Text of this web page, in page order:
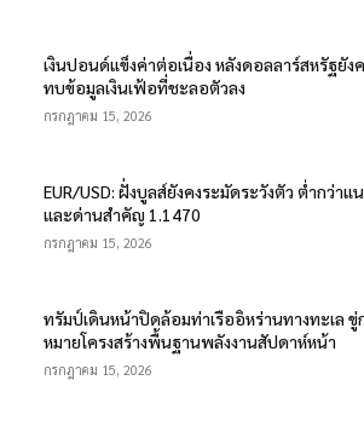
เงินปอนด์แข็งค่าต่อเนื่อง หลังดอลลาร์สหรัฐยั
ทบข้อมูลเงินเฟ้อที่ชะลอตัวลง
กรกฎาคม 15, 2026
EUR/USD: ฝั่งบูลส์ยังคงระมัดระวังตัว ต่ำกว่า
และด่านสำคัญ 1.1470
กรกฎาคม 15, 2026
ทรัมป์เดินหน้าปิดล้อมท่าเรืออิหร่านทางทะเล ขู่
หมายโครงสร้างพื้นฐานพลังงานสัปดาห์หน้า
กรกฎาคม 15, 2026